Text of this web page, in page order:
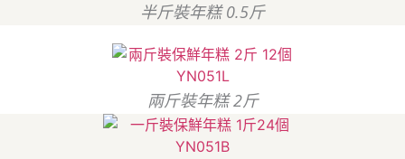
半斤裝年糕 0.5斤
兩斤裝年糕 2斤